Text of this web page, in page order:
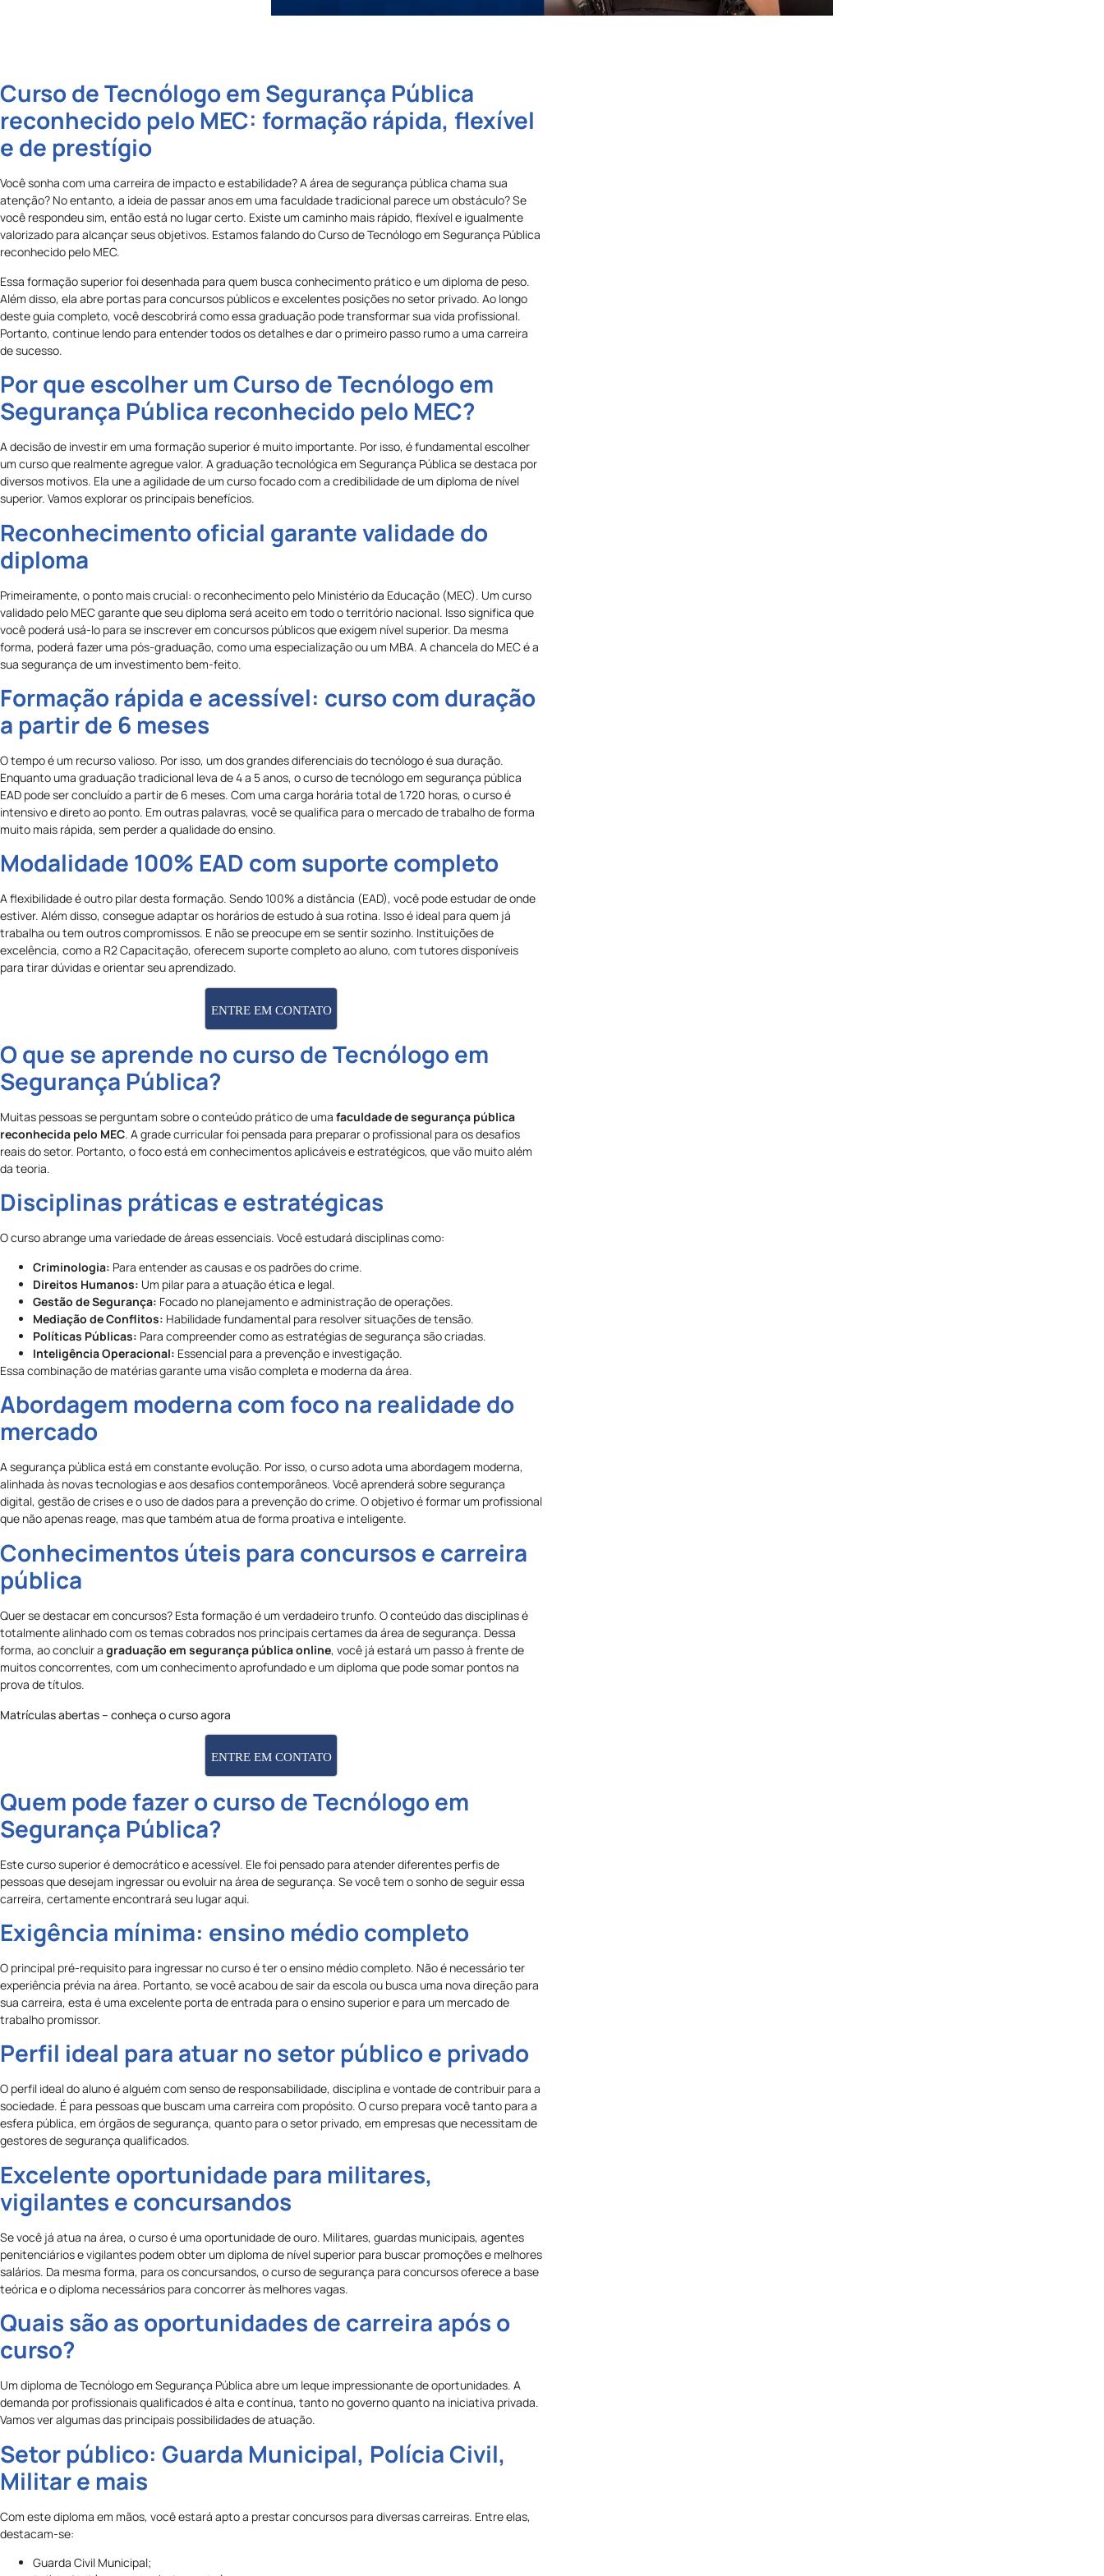
Curso de Tecnólogo em Segurança Pública
reconhecido pelo MEC: formação rápida, flexível
e de prestígio
Você sonha com uma carreira de impacto e estabilidade? A área de segurança pública chama sua
atenção? No entanto, a ideia de passar anos em uma faculdade tradicional parece um obstáculo? Se
você respondeu sim, então está no lugar certo. Existe um caminho mais rápido, flexível e igualmente
valorizado para alcançar seus objetivos. Estamos falando do Curso de Tecnólogo em Segurança Pública
reconhecido pelo MEC.
Essa formação superior foi desenhada para quem busca conhecimento prático e um diploma de peso.
Além disso, ela abre portas para concursos públicos e excelentes posições no setor privado. Ao longo
deste guia completo, você descobrirá como essa graduação pode transformar sua vida profissional.
Portanto, continue lendo para entender todos os detalhes e dar o primeiro passo rumo a uma carreira
de sucesso.
Por que escolher um Curso de Tecnólogo em
Segurança Pública reconhecido pelo MEC?
A decisão de investir em uma formação superior é muito importante. Por isso, é fundamental escolher
um curso que realmente agregue valor. A graduação tecnológica em Segurança Pública se destaca por
diversos motivos. Ela une a agilidade de um curso focado com a credibilidade de um diploma de nível
superior. Vamos explorar os principais benefícios.
Reconhecimento oficial garante validade do
diploma
Primeiramente, o ponto mais crucial: o reconhecimento pelo Ministério da Educação (MEC). Um curso
validado pelo MEC garante que seu diploma será aceito em todo o território nacional. Isso significa que
você poderá usá-lo para se inscrever em concursos públicos que exigem nível superior. Da mesma
forma, poderá fazer uma pós-graduação, como uma especialização ou um MBA. A chancela do MEC é a
sua segurança de um investimento bem-feito.
Formação rápida e acessível: curso com duração
a partir de 6 meses
O tempo é um recurso valioso. Por isso, um dos grandes diferenciais do tecnólogo é sua duração.
Enquanto uma graduação tradicional leva de 4 a 5 anos, o curso de tecnólogo em segurança pública
EAD pode ser concluído a partir de 6 meses. Com uma carga horária total de 1.720 horas, o curso é
intensivo e direto ao ponto. Em outras palavras, você se qualifica para o mercado de trabalho de forma
muito mais rápida, sem perder a qualidade do ensino.
Modalidade 100% EAD com suporte completo
A flexibilidade é outro pilar desta formação. Sendo 100% a distância (EAD), você pode estudar de onde
estiver. Além disso, consegue adaptar os horários de estudo à sua rotina. Isso é ideal para quem já
trabalha ou tem outros compromissos. E não se preocupe em se sentir sozinho. Instituições de
excelência, como a R2 Capacitação, oferecem suporte completo ao aluno, com tutores disponíveis
para tirar dúvidas e orientar seu aprendizado.
ENTRE EM CONTATO
O que se aprende no curso de Tecnólogo em
Segurança Pública?
Muitas pessoas se perguntam sobre o conteúdo prático de uma faculdade de segurança pública
reconhecida pelo MEC. A grade curricular foi pensada para preparar o profissional para os desafios
reais do setor. Portanto, o foco está em conhecimentos aplicáveis e estratégicos, que vão muito além
da teoria.
Disciplinas práticas e estratégicas
O curso abrange uma variedade de áreas essenciais. Você estudará disciplinas como:
Criminologia: Para entender as causas e os padrões do crime.
Direitos Humanos: Um pilar para a atuação ética e legal.
Gestão de Segurança: Focado no planejamento e administração de operações.
Mediação de Conflitos: Habilidade fundamental para resolver situações de tensão.
Políticas Públicas: Para compreender como as estratégias de segurança são criadas.
Inteligência Operacional: Essencial para a prevenção e investigação.
Essa combinação de matérias garante uma visão completa e moderna da área.
Abordagem moderna com foco na realidade do
mercado
A segurança pública está em constante evolução. Por isso, o curso adota uma abordagem moderna,
alinhada às novas tecnologias e aos desafios contemporâneos. Você aprenderá sobre segurança
digital, gestão de crises e o uso de dados para a prevenção do crime. O objetivo é formar um profissional
que não apenas reage, mas que também atua de forma proativa e inteligente.
Conhecimentos úteis para concursos e carreira
pública
Quer se destacar em concursos? Esta formação é um verdadeiro trunfo. O conteúdo das disciplinas é
totalmente alinhado com os temas cobrados nos principais certames da área de segurança. Dessa
forma, ao concluir a graduação em segurança pública online, você já estará um passo à frente de
muitos concorrentes, com um conhecimento aprofundado e um diploma que pode somar pontos na
prova de títulos.
Matrículas abertas – conheça o curso agora
ENTRE EM CONTATO
Quem pode fazer o curso de Tecnólogo em
Segurança Pública?
Este curso superior é democrático e acessível. Ele foi pensado para atender diferentes perfis de
pessoas que desejam ingressar ou evoluir na área de segurança. Se você tem o sonho de seguir essa
carreira, certamente encontrará seu lugar aqui.
Exigência mínima: ensino médio completo
O principal pré-requisito para ingressar no curso é ter o ensino médio completo. Não é necessário ter
experiência prévia na área. Portanto, se você acabou de sair da escola ou busca uma nova direção para
sua carreira, esta é uma excelente porta de entrada para o ensino superior e para um mercado de
trabalho promissor.
Perfil ideal para atuar no setor público e privado
O perfil ideal do aluno é alguém com senso de responsabilidade, disciplina e vontade de contribuir para a
sociedade. É para pessoas que buscam uma carreira com propósito. O curso prepara você tanto para a
esfera pública, em órgãos de segurança, quanto para o setor privado, em empresas que necessitam de
gestores de segurança qualificados.
Excelente oportunidade para militares,
vigilantes e concursandos
Se você já atua na área, o curso é uma oportunidade de ouro. Militares, guardas municipais, agentes
penitenciários e vigilantes podem obter um diploma de nível superior para buscar promoções e melhores
salários. Da mesma forma, para os concursandos, o curso de segurança para concursos oferece a base
teórica e o diploma necessários para concorrer às melhores vagas.
Quais são as oportunidades de carreira após o
curso?
Um diploma de Tecnólogo em Segurança Pública abre um leque impressionante de oportunidades. A
demanda por profissionais qualificados é alta e contínua, tanto no governo quanto na iniciativa privada.
Vamos ver algumas das principais possibilidades de atuação.
Setor público: Guarda Municipal, Polícia Civil,
Militar e mais
Com este diploma em mãos, você estará apto a prestar concursos para diversas carreiras. Entre elas,
destacam-se:
Guarda Civil Municipal;